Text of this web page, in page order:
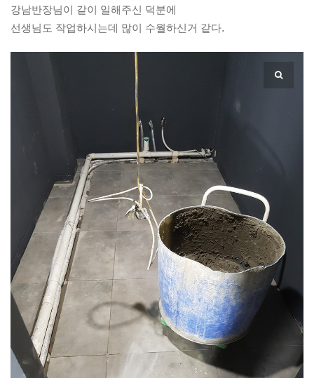
강남반장님이 같이 일해주신 덕분에
선생님도 작업하시는데 많이 수월하신거 같다.